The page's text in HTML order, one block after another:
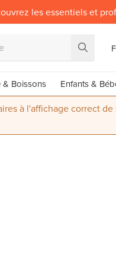
les essentiels et
& Boissons Enfants &
à l'affichage correct